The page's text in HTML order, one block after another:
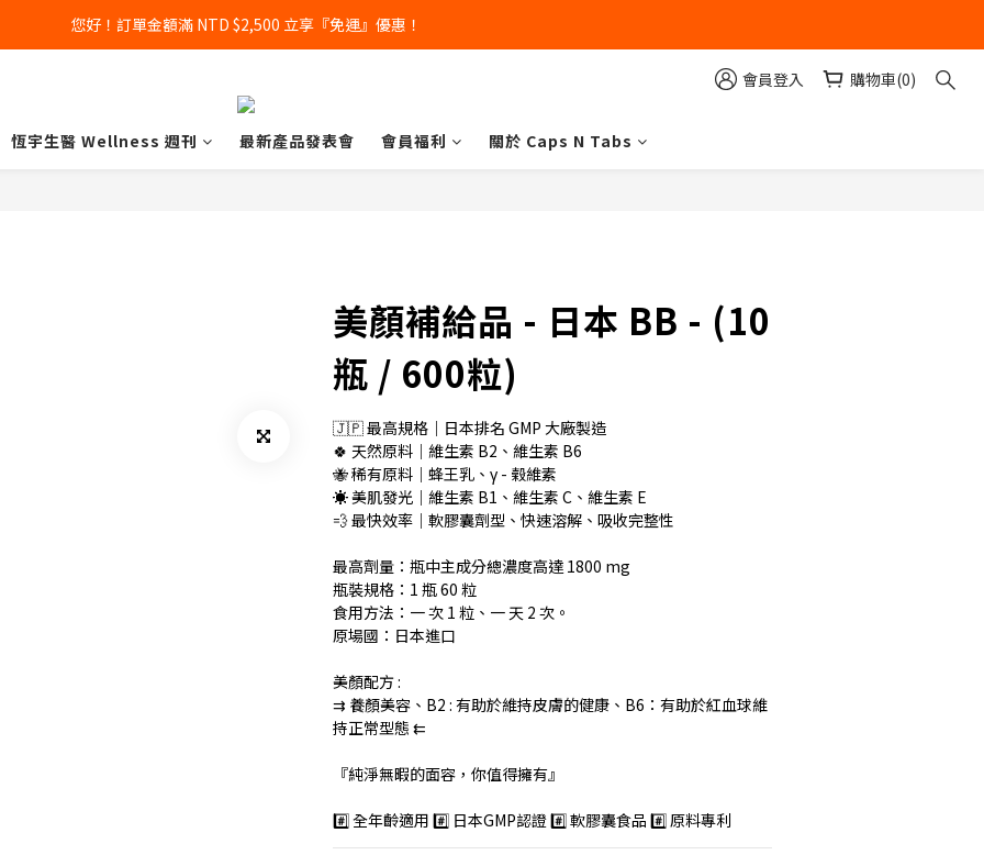
您好！訂單金額滿 NTD $2,500 立享『免運』優惠！
會員登入 購物車(0)
恆宇生醫 Wellness 週刊 最新產品發表會 會員福利 關於 Caps N Tabs
美顏補給品 - 日本 BB - (10
瓶 / 600粒)
🇯🇵 最高規格｜日本排名 GMP 大廠製造
🍀 天然原料｜維生素 B2、維生素 B6
🐝 稀有原料｜蜂王乳、γ - 榖維素
☀️ 美肌發光｜維生素 B1、維生素 C、維生素 E
💨 最快效率｜軟膠囊劑型、快速溶解、吸收完整性
最高劑量：瓶中主成分總濃度高達 1800 mg
瓶裝規格：1 瓶 60 粒
食用方法：一 次 1 粒、一 天 2 次。
原場國：日本進口
美顏配方 :
⇉ 養顏美容、B2 : 有助於維持皮膚的健康、B6：有助於紅血球維
持正常型態 ⇇
『純淨無暇的面容，你值得擁有』
#️⃣ 全年齡適用 #️⃣ 日本GMP認證 #️⃣ 軟膠囊食品 #️⃣ 原料專利